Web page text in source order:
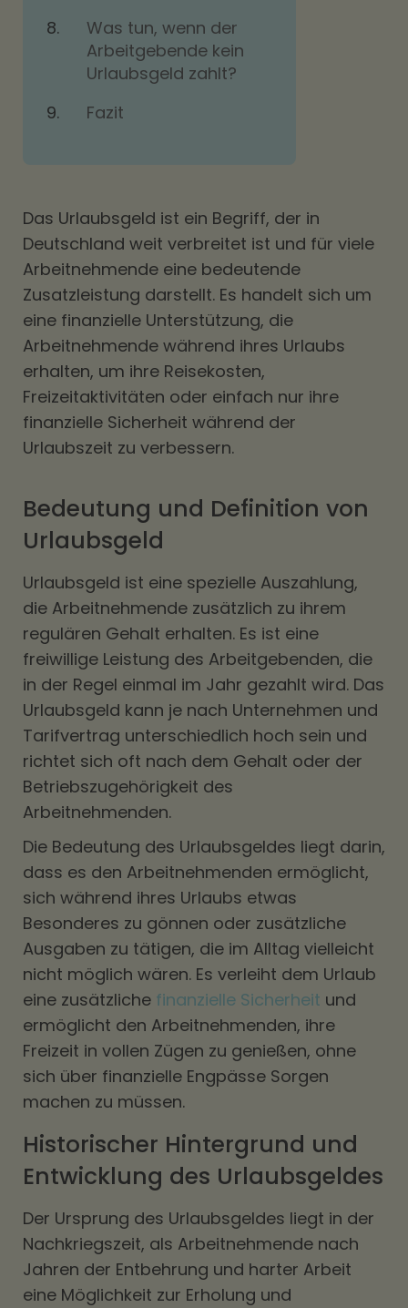
Was tun, wenn der
Arbeitgebende kein
Urlaubsgeld zahlt?
Fazit
Das Urlaubsgeld ist ein Begriff, der in
Deutschland weit verbreitet ist und für viele
Arbeitnehmende eine bedeutende
Zusatzleistung darstellt. Es handelt sich um
eine finanzielle Unterstützung, die
Arbeitnehmende während ihres Urlaubs
erhalten, um ihre Reisekosten,
Freizeitaktivitäten oder einfach nur ihre
finanzielle Sicherheit während der
Urlaubszeit zu verbessern.
Bedeutung und Definition von
Urlaubsgeld
Urlaubsgeld ist eine spezielle Auszahlung,
die Arbeitnehmende zusätzlich zu ihrem
regulären Gehalt erhalten. Es ist eine
freiwillige Leistung des Arbeitgebenden, die
in der Regel einmal im Jahr gezahlt wird. Das
Urlaubsgeld kann je nach Unternehmen und
Tarifvertrag unterschiedlich hoch sein und
richtet sich oft nach dem Gehalt oder der
Betriebszugehörigkeit des
Arbeitnehmenden.
Die Bedeutung des Urlaubsgeldes liegt darin,
dass es den Arbeitnehmenden ermöglicht,
sich während ihres Urlaubs etwas
Besonderes zu gönnen oder zusätzliche
Ausgaben zu tätigen, die im Alltag vielleicht
nicht möglich wären. Es verleiht dem Urlaub
eine zusätzliche finanzielle Sicherheit und
ermöglicht den Arbeitnehmenden, ihre
Freizeit in vollen Zügen zu genießen, ohne
sich über finanzielle Engpässe Sorgen
machen zu müssen.
Historischer Hintergrund und
Entwicklung des Urlaubsgeldes
Der Ursprung des Urlaubsgeldes liegt in der
Nachkriegszeit, als Arbeitnehmende nach
Jahren der Entbehrung und harter Arbeit
eine Möglichkeit zur Erholung und